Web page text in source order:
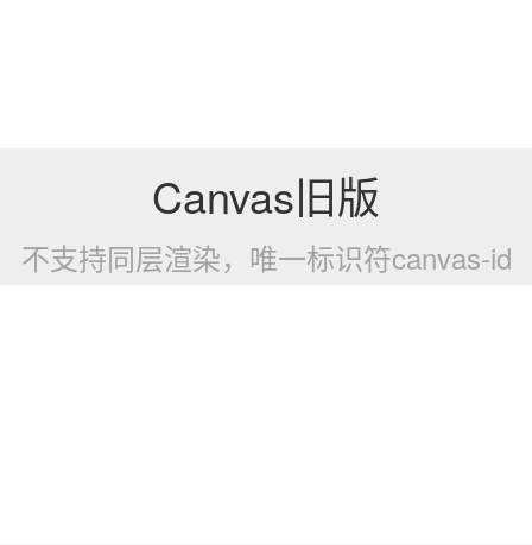
Canvas旧版
不支持同层渲染，唯一标识符canvas-id